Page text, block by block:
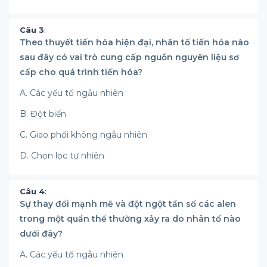
Câu 3:
Theo thuyết tiến hóa hiện đại, nhân tố tiến hóa nào
sau đây có vai trò cung cấp nguồn nguyên liệu sơ
cấp cho quá trình tiến hóa?
A. Các yếu tố ngẫu nhiên
B. Đột biến
C. Giao phối không ngẫu nhiên
D. Chọn lọc tự nhiên
Câu 4:
Sự thay đổi mạnh mẽ và đột ngột tần số các alen
trong một quần thể thường xảy ra do nhân tố nào
dưới đây?
A. Các yếu tố ngẫu nhiên